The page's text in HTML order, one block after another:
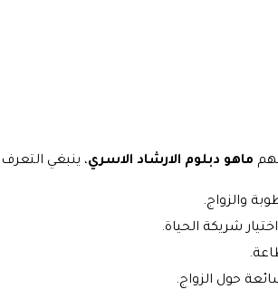
ماهو دبلوم الارشاد الاسري، ينبغي
والزواج.
شريكة الحياة.
حول الزواج.